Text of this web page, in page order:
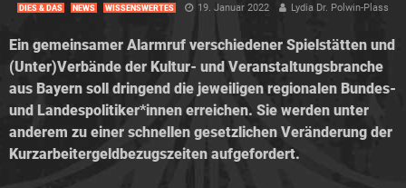
DIES & DAS NEWS WISSENSWERTES 19. Januar 2022 Lydia Dr. Polwin-Plass
Ein gemeinsamer Alarmruf verschiedener Spielstätten und
(Unter)Verbände der Kultur- und Veranstaltungsbranche
aus Bayern soll dringend die jeweiligen regionalen Bundes-
und Landespolitiker*innen erreichen. Sie werden unter
anderem zu einer schnellen gesetzlichen Veränderung der
Kurzarbeitergeldbezugszeiten aufgefordert.